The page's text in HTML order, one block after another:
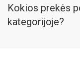
Kokios prekės
kategorijoje?